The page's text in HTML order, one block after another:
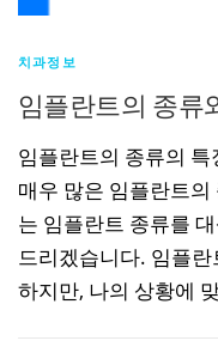
치과정보
임플란트의 종류
임플란트의 종류의
매우 많은 임플란트
는 임플란트 종류를
드리겠습니다. 임플
하지만, 나의 상황에